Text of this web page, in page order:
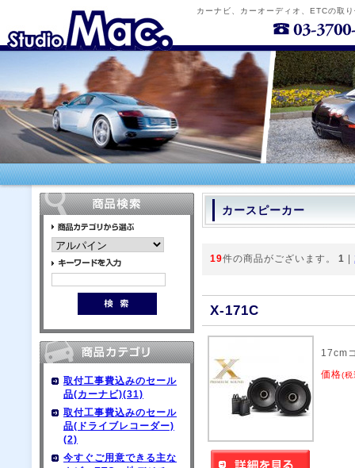
カーナビ、カーオーディオ、ETCの取
取付工事費込みのセール
品(カーナビ)(31)
取付工事費込みのセール
品(ドライブレコーダー)
(2)
今すぐご用意できる主な
カースピーカー
19件の商品がございます。 1 |
X-171C
17cm
価格(税